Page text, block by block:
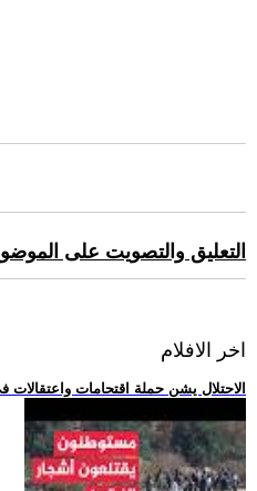
التعليق والتصويت على
اخر الافلام
.. الاحتلال يشن حملة اقتحامات